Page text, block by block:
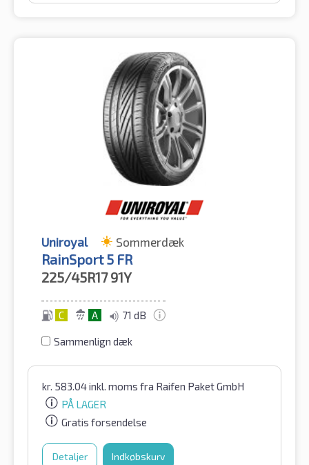
Uniroyal Sommerdæk
RainSport 5 FR
225/45R17 91Y
C A 71 dB
Sammenlign dæk
kr. 583.04inkl. moms fra Raifen Paket GmbH
PÅ LAGER
Gratis forsendelse
Detaljer Indkøbskurv